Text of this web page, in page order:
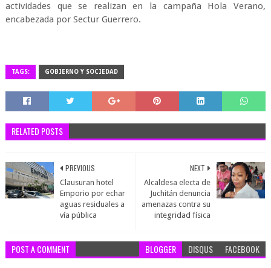
actividades que se realizan en la campaña Hola Verano,
encabezada por Sectur Guerrero.
TAGS: GOBIERNO Y SOCIEDAD
RELATED POSTS
NEXT
Alcaldesa electa de
Juchitán denuncia
amenazas contra su
integridad física
PREVIOUS
Clausuran hotel
Emporio por echar
aguas residuales a
vía pública
POST A COMMENT BLOGGER DISQUS FACEBOOK